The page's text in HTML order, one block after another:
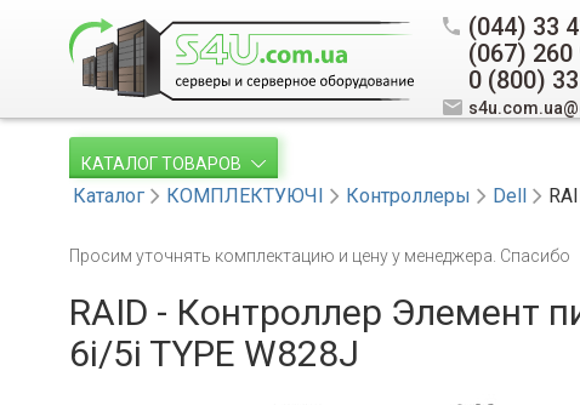
(044) 33
(067) 260
0 (800)
КАТАЛОГ ТОВАРОВ
Каталог КОМПЛЕКТУЮЧІ Контроллеры Dell
Просим уточнять комплектацию и цену у менеджера. Спасибо
RAID - Контроллер Элемент
6i/5i TYPE W828J